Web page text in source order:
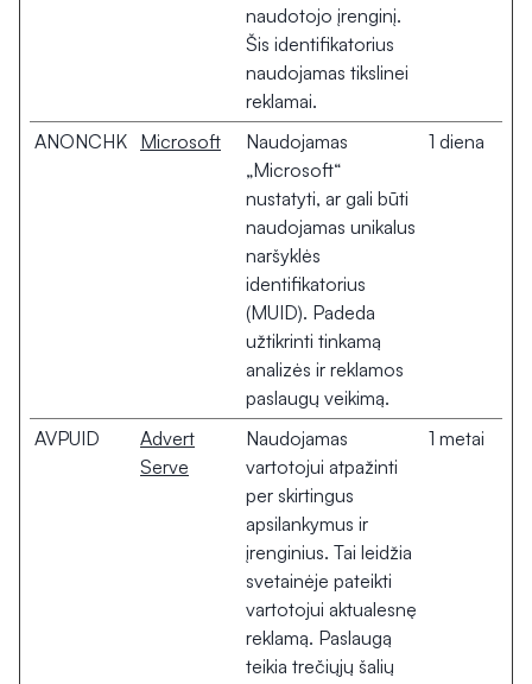
naudotojo įrenginį.
Šis identifikatorius
naudojamas tikslinei
reklamai.
ANONCHK Microsoft
Naudojamas
„Microsoft“
nustatyti, ar gali būti
naudojamas unikalus
naršyklės
identifikatorius
(MUID). Padeda
užtikrinti tinkamą
analizės ir reklamos
paslaugų veikimą.
1 diena
AVPUID
Advert
Serve
Naudojamas
vartotojui atpažinti
per skirtingus
apsilankymus ir
įrenginius. Tai leidžia
svetainėje pateikti
vartotojui aktualesnę
reklamą. Paslaugą
teikia trečiųjų šalių
1 metai